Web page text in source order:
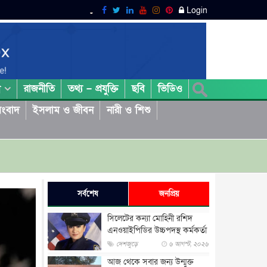
Login
রাজনীতি তথ্য – প্রযুক্তি ছবি
ভিডিও
ইসলাম ও জীবন
নারী ও শিশু
সর্বশেষ জনপ্রিয়
সিলেটের কন্যা মোহিনী রশিদ
এনওয়াইপিডির উচ্চপদস্থ কর্মকর্তা
দেশজুড়ে ৬ আগস্ট, ২০২৬
আজ থেকে সবার জন্য উন্মুক্ত